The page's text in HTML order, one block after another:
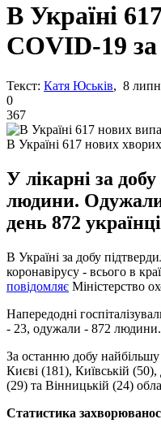
В Україні
COVID-19
Текст: Катя Юськів, 8
0
367
В Україні 617 нових
У лікарні за
людини. Одужали
день 872
В Україні за добу
коронавірусу - всього в
повідомляє Міністерство
Напередодні
- 23, одужали - 872 людини.
За останню добу найбільшу
Києві (181), Київській (50),
(29) та Вінницькій (24)
Статистика